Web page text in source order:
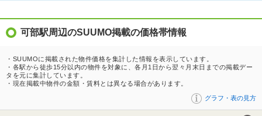
可部駅周辺のSUUMO掲載の価格帯情報
・SUUMOに掲載された物件価格を集計した情報を表示しています。
・各駅から徒歩15分以内の物件を対象に、各月1日から翌々月末日までの掲載デー
タを元に集計しています。
・現在掲載中物件の金額・賃料とは異なる場合があります。
グラフ・表の見方